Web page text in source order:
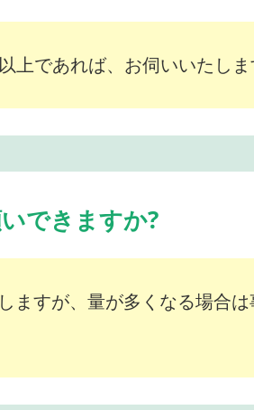
上であれば、お伺いいたしま
できますか?
ますが、量が多くなる場合